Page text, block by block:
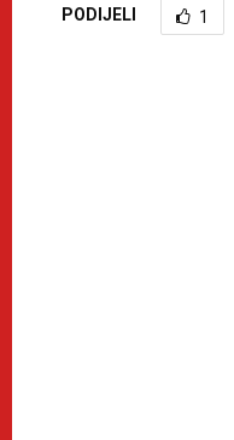
PODIJELI 1